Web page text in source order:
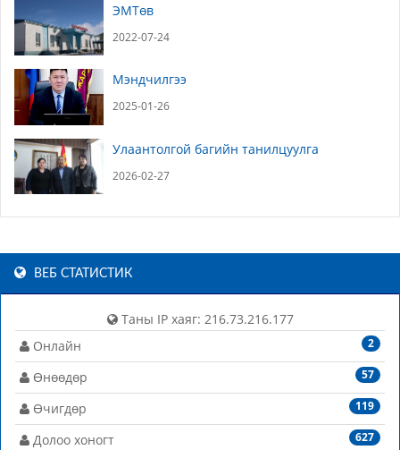
ЭМТөв
2022-07-24
Мэндчилгээ
2025-01-26
Улаантолгой багийн танилцуулга
2026-02-27
ВЕБ СТАТИСТИК
Таны IP хаяг: 216.73.216.177
2
Онлайн
57
Өнөөдөр
119
Өчигдөр
627
Долоо хоногт